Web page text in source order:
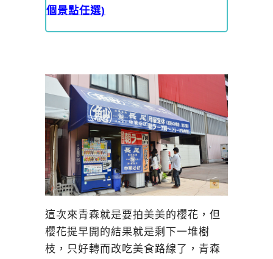
個景點任選)
這次來青森就是要拍美美的櫻花，但
櫻花提早開的結果就是剩下一堆樹
枝，只好轉而改吃美食路線了，青森